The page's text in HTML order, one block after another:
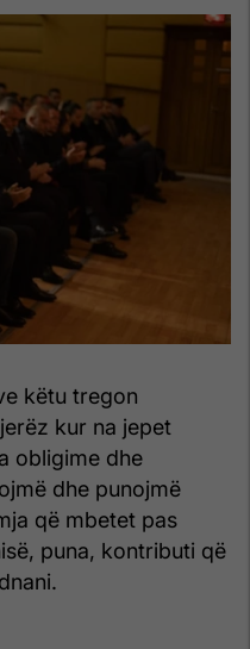
këtu tregon
kur na jepet
obligime dhe
dhe punojmë
që mbetet pas
puna, kontributi që